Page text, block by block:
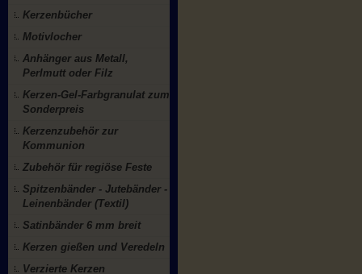
Kerzenbücher
Motivlocher
Anhänger aus Metall,
Perlmutt oder Filz
Kerzen-Gel-Farbgranulat zum
Sonderpreis
Kerzenzubehör zur
Kommunion
Zubehör für regiöse Feste
Spitzenbänder - Jutebänder -
Leinenbänder (Textil)
Satinbänder 6 mm breit
Kerzen gießen und Veredeln
Verzierte Kerzen